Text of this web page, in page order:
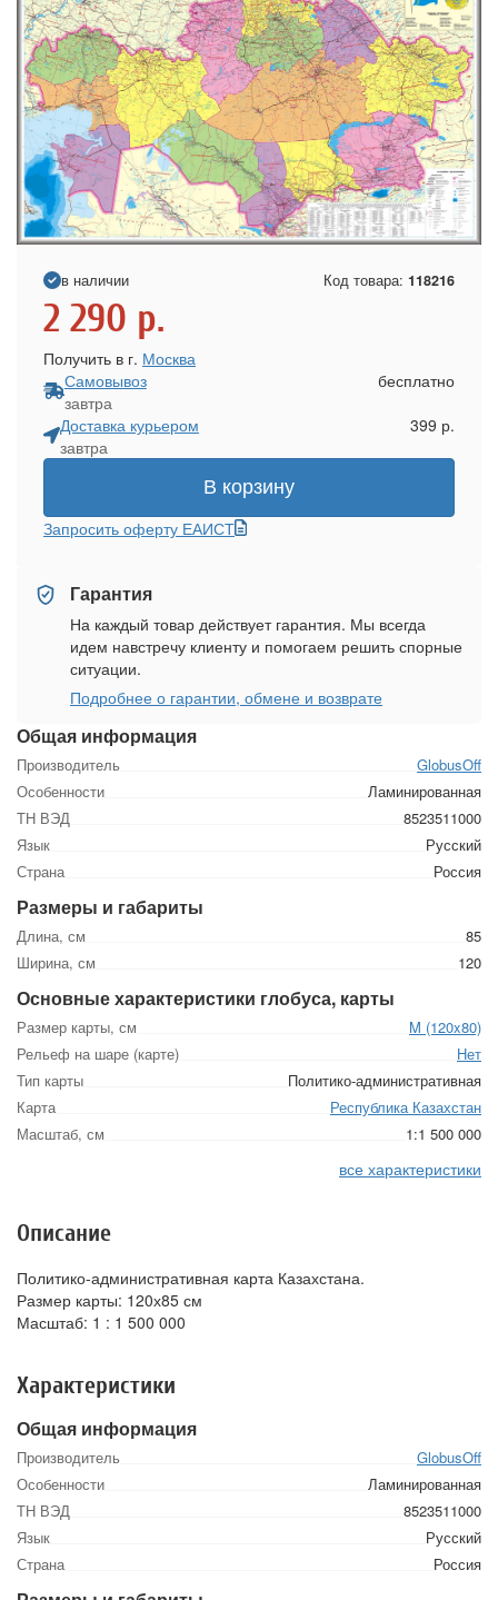
Общая информация
Производитель
GlobusOff
Особенности
Ламинированная
ТН ВЭД
8523511000
Язык
Русский
Страна
Россия
Размеры и габариты
Длина, см
85
Ширина, см
120
Основные характеристики глобуса, карты
Размер карты, см
M (120x80)
Рельеф на шаре (карте)
Нет
Тип карты
Политико-административная
Карта
Республика Казахстан
Масштаб, см
1:1 500 000
все характеристики
в наличии Код товара: 118216
2 290 р.
Получить в г. Москва
Самовывоз
завтра
бесплатно
Доставка курьером
завтра
399 р.
В корзину
Запросить оферту ЕАИСТ
Гарантия
На каждый товар действует гарантия. Мы всегда
идем навстречу клиенту и помогаем решить спорные
ситуации.
Подробнее о гарантии, обмене и возврате
Описание
Политико-административная карта Казахстана.
Размер карты: 120х85 см
Масштаб: 1 : 1 500 000
Характеристики
Общая информация
Производитель
GlobusOff
Особенности
Ламинированная
ТН ВЭД
8523511000
Язык
Русский
Страна
Россия